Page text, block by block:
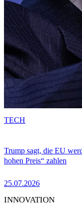
Trump sagt, die EU
hohen Preis“ zahlen
25.07.2026
TECH
INNOVATION